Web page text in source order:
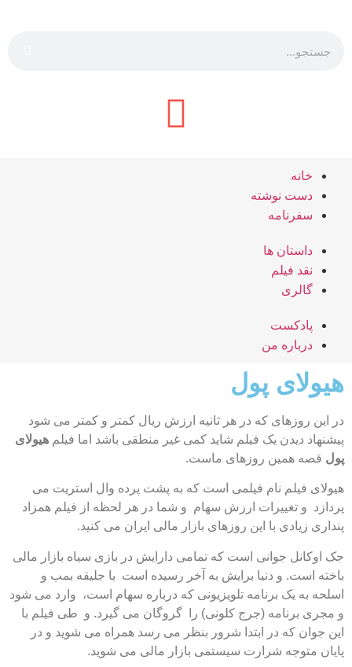
خانه
دست نوشته
سفرنامه
داستان ها
نقد فیلم
گالری
پادکست
درباره من
هیولای پول
در این روزهای که در هر ثانیه ارزش ریال کمتر و کمتر می شود
پیشنهاد دیدن یک فیلم شاید کمی غیر منطقی باشد اما فیلم هیولای
پول قصه همین روزهای ماست.
هیولای فیلم نام فیلمی است که به پشت پرده وال استریت می
پردازد و تغییرات ارزش سهام و شما در هر لحظه از فیلم همزاد
پنداری زیادی با این روزهای بازار مالی ایران می کنید.
جک اوکانل جوانی است که تمامی دارایش در بازی سیاه بازار مالی
باخته است. و دنیا برایش به آخر رسیده است با جلیقه بمب و
اسلحه به یک برنامه تلویزیونی که درباره سهام است، وارد می شود
و مجری برنامه (جرج کلونی) را گروگان می گیرد. و طی فیلم با
این جوان که در ابتدا شرور بنظر می رسد همراه می شوید و در
پایان متوجه شرارت سیستمی بازار مالی می شوید.